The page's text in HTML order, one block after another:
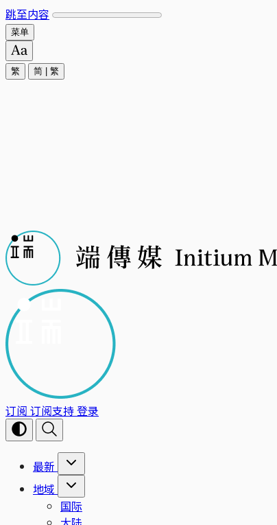
跳至内容
菜单
繁 简 繁
订阅 订阅支持登录
最新
地域
国际